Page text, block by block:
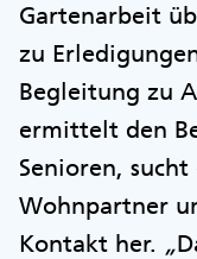
Gartenarbeit
zu
Begleitung zu
ermittelt den
Senioren,
Wohnpartner
Kontakt her. „